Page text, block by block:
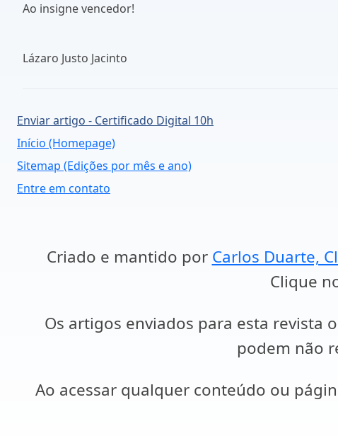
Ao insigne vencedor!
Lázaro Justo Jacinto
Enviar artigo - Certificado Digital 10h
Início (Homepage)
Sitemap (Edições por mês e ano)
Entre em contato
Criado e mantido por Carlos Duarte,
Clique
Os artigos enviados para esta revista
podem não
Ao acessar qualquer conteúdo ou